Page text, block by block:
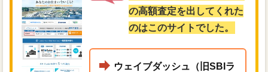
の高額査定を出してくれた
のはこのサイトでした。
ウェイブダッシュ（旧SBIラ